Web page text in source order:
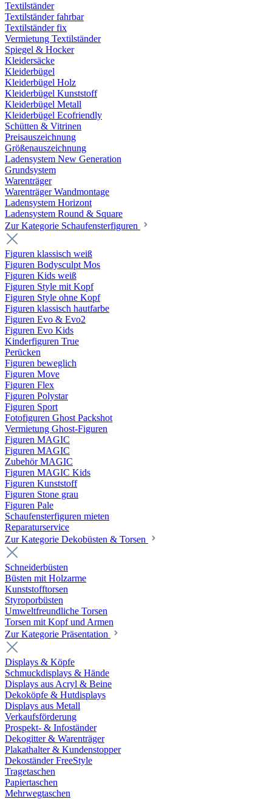
Textilständer
Textilständer fahrbar
Textilständer fix
Vermietung Textilständer
Spiegel & Hocker
Kleidersäcke
Kleiderbügel
Kleiderbügel Holz
Kleiderbügel Kunststoff
Kleiderbügel Metall
Kleiderbügel Ecofriendly
Schütten & Vitrinen
Preisauszeichnung
Größenauszeichnung
Ladensystem New Generation
Grundsystem
Warenträger
Warenträger Wandmontage
Ladensystem Horizont
Ladensystem Round & Square
Zur Kategorie Schaufenster­figuren
Figuren klassisch weiß
Figuren Bodysculpt Mos
Figuren Kids weiß
Figuren Style mit Kopf
Figuren Style ohne Kopf
Figuren klassisch hautfarbe
Figuren Evo & Evo2
Figuren Evo Kids
Kinderfiguren True
Perücken
Figuren beweglich
Figuren Move
Figuren Flex
Figuren Polystar
Figuren Sport
Fotofiguren Ghost Packshot
Vermietung Ghost-Figuren
Figuren MAGIC
Figuren MAGIC
Zubehör MAGIC
Figuren MAGIC Kids
Figuren Kunststoff
Figuren Stone grau
Figuren Pale
Schaufensterfiguren mieten
Reparaturservice
Zur Kategorie Dekobüsten & Torsen
Schneiderbüsten
Büsten mit Holzarme
Kunststofftorsen
Styroporbüsten
Umweltfreundliche Torsen
Torsen mit Kopf und Armen
Zur Kategorie Präsentation
Displays & Köpfe
Schmuckdisplays & Hände
Displays aus Acryl & Beine
Dekoköpfe & Hutdisplays
Displays aus Metall
Verkaufsförderung
Prospekt- & Infoständer
Dekogitter & Warenträger
Plakathalter & Kundenstopper
Dekoständer FreeStyle
Tragetaschen
Papiertaschen
Mehrwegtaschen